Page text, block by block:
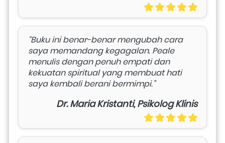
“Buku ini benar-benar mengubah cara
saya memandang kegagalan. Peale
menulis dengan penuh empati dan
kekuatan spiritual yang membuat hati
saya kembali berani bermimpi.”
Dr. Maria Kristanti, Psikolog Klinis